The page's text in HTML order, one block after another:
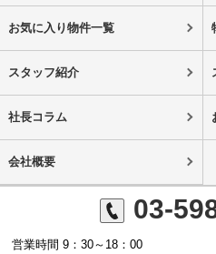
お気に入り物件一覧
スタッフ紹介
社長コラム
会社概要
03-
営業時間 9：30～18：00